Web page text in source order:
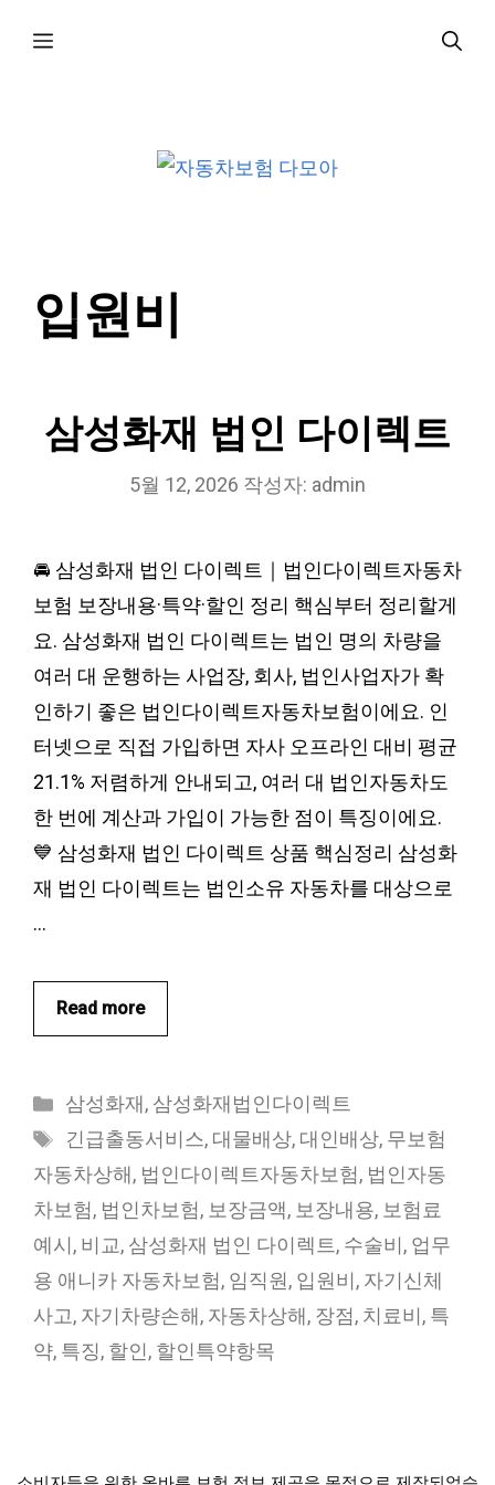
메
입원비
삼성화재 법인 다이렉트
5월 12, 2026 작성자: admin
🚘 삼성화재 법인 다이렉트｜법인다이렉트자동차
보험 보장내용·특약·할인 정리 핵심부터 정리할게
요. 삼성화재 법인 다이렉트는 법인 명의 차량을
여러 대 운행하는 사업장, 회사, 법인사업자가 확
인하기 좋은 법인다이렉트자동차보험이에요. 인
터넷으로 직접 가입하면 자사 오프라인 대비 평균
21.1% 저렴하게 안내되고, 여러 대 법인자동차도
한 번에 계산과 가입이 가능한 점이 특징이에요.
💙 삼성화재 법인 다이렉트 상품 핵심정리 삼성화
재 법인 다이렉트는 법인소유 자동차를 대상으로
…
Read more
카
테
리
삼성화재, 삼성화재법인다이렉트
태
그
긴급출동서비스, 대물배상, 대인배상, 무보험
자동차상해, 법인다이렉트자동차보험, 법인자동
차보험, 법인차보험, 보장금액, 보장내용, 보험료
예시, 비교, 삼성화재 법인 다이렉트, 수술비, 업무
용 애니카 자동차보험, 임직원, 입원비, 자기신체
사고, 자기차량손해, 자동차상해, 장점, 치료비, 특
약, 특징, 할인, 할인특약항목